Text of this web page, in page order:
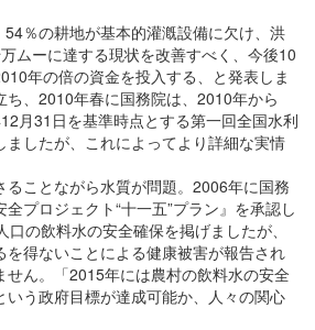
％の耕地が基本的灌漑設備に欠け、洪
ムーに達する現状を改善すべく、今後10
年の倍の資金を投入する、と発表しま
ち、2010年春に国務院は、2010年から
月31日を基準時点とする第一回全国水利
ましたが、これによってより詳細な実情
ることながら水質が問題。2006年に国務
プロジェクト“十一五”プラン』を承認し
の飲料水の安全確保を掲げましたが、
を得ないことによる健康被害が報告され
せん。「2015年には農村の飲料水の安全
いう政府目標が達成可能か、人々の関心